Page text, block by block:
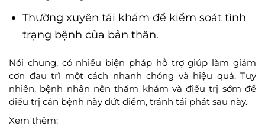
Thường xuyên tái khám để kiểm soát tình
trạng bệnh của bản thân.
Nói chung, có nhiều biện pháp hỗ trợ giúp làm giảm
cơn đau trĩ một cách nhanh chóng và hiệu quả. Tuy
nhiên, bệnh nhân nên thăm khám và điều trị sớm để
điều trị căn bệnh này dứt điểm, tránh tái phát sau này.
Xem thêm: